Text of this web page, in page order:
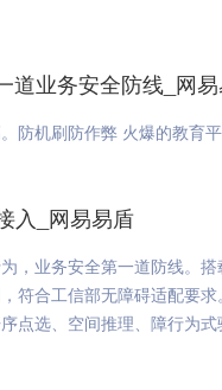
道业务安全防线_网
防机刷防作弊 火爆的教育
入_网易易盾
，业务安全第一道防线。搭
符合工信部无障碍适配要
点选、空间推理、障行为